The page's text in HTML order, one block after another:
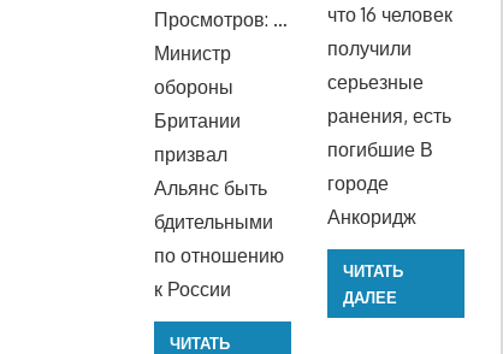
Просмотров: …
Министр
обороны
Британии
призвал
Альянс быть
бдительными
по отношению
к России
ЧИТАТЬ
что 16 человек
получили
серьезные
ранения, есть
погибшие В
городе
Анкоридж
ЧИТАТЬ
ДАЛЕЕ